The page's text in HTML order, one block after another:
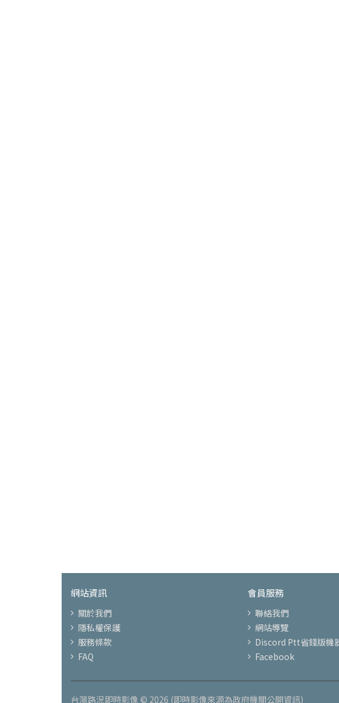
網站資訊
關於我們
隱私權保護
服務條款
FAQ
會員服務
聯絡我們
網站導覽
Discord Ptt省錢版機
Facebook
台灣路況即時影像 © 2026 (即時影像來源為政府機關公開資訊)